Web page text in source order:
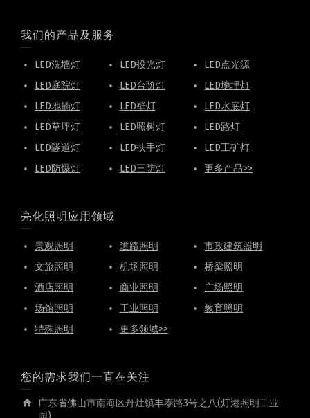
我们的产品及服务
LED洗墙灯 LED投光灯
LED点光源
LED庭院灯
LED台阶灯
LED地埋灯
LED地插灯
LED壁灯
LED水底灯
LED草坪灯
LED照树灯
LED路灯
LED隧道灯
LED扶手灯
LED工矿灯
LED防爆灯
LED三防灯 更多产品>>
亮化照明应用领域
景观照明 道路照明
市政建筑照明
文旅照明
机场照明
桥梁照明
酒店照明
商业照明
广场照明
场馆照明
工业照明
教育照明
特殊照明
更多领域>>
您的需求我们一直在关注
广东省佛山市南海区丹灶镇丰泰路3号之八(灯港照明工业